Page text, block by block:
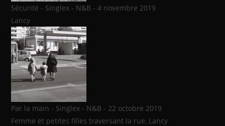
Sécurité - Singlex - N&B - 4 novembre 2019
Lancy
Par la main - Singlex - N&B - 22 octobre 2019
Femme et petites filles traversant la rue, Lancy